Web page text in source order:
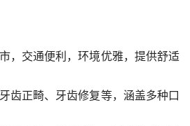
，交通便利，环境优雅，提供舒适
齿正畸、牙齿修复等，涵盖多种口